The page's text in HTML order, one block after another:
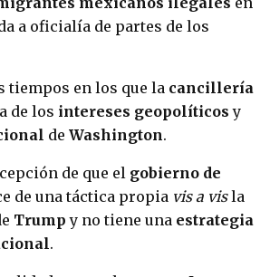
a oficialía de partes de los
tiempos en los que la cancillería
de los intereses geopolíticos y
de Washington.
de que el gobierno de
de una táctica propia vis a visla
Trump y no tiene una estrategia
.